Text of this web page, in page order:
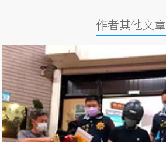
作者其他文章